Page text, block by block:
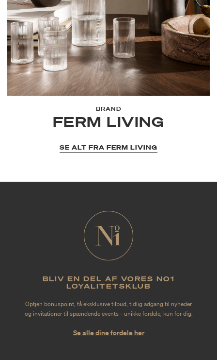
BRAND
FERM LIVING
SE ALT FRA FERM LIVING
BLIV EN DEL AF VORES NO1
LOYALITETSKLUB
Optjen bonuspoint, få eksklusive tilbud, tidlig adgang til nyheder
og invitationer til spændende events - unikke fordele, kun for dig.
Se alle dine fordele her